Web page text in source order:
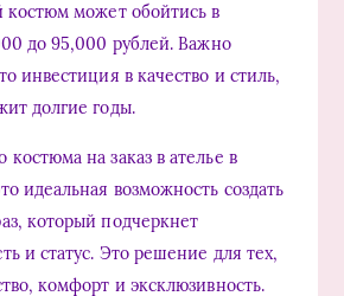
костюм может обойтись в
до 95,000 рублей. Важно
инвестиция в качество и стиль,
долгие годы.
на заказ в ателье в
идеальная возможность создать
который подчеркнет
и статус. Это решение для тех,
комфорт и эксклюзивность.